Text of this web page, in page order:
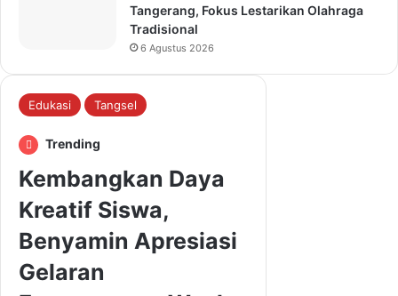
Tangerang, Fokus Lestarikan Olahraga
Tradisional
6 Agustus 2026